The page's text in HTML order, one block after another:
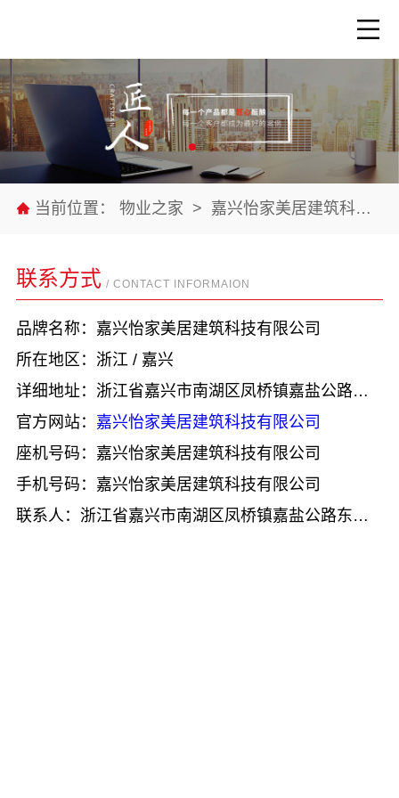
当前位置： 物业之家 > 嘉兴怡家美居建筑科技有限公司
联系方式 / CONTACT INFORMAION
品牌名称：嘉兴怡家美居建筑科技有限公司
所在地区：浙江 / 嘉兴
详细地址：浙江省嘉兴市南湖区凤桥镇嘉盐公路东侧厂房一第四层005室
官方网站： 嘉兴怡家美居建筑科技有限公司
座机号码：嘉兴怡家美居建筑科技有限公司
手机号码：嘉兴怡家美居建筑科技有限公司
联系人：浙江省嘉兴市南湖区凤桥镇嘉盐公路东侧厂房一第四层005室